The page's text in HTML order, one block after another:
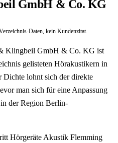
GmbH & Co. KG
Daten, kein Kundenzitat.
Klingbeil GmbH & Co. KG ist
gelisteten Hörakustikern in
Dichte lohnt sich der direkte
man sich für eine Anpassung
der Region Berlin-
Hörgeräte Akustik Flemming